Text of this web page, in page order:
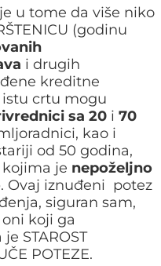
u tome da više niko
(godinu
i drugih
kreditne
crtu mogu
sa 20 i 70
kao i
od 50 godina,
je nepoželjno
. Ovaj iznuđeni potez
siguran sam,
koji ga
STAROST
POTEZE.